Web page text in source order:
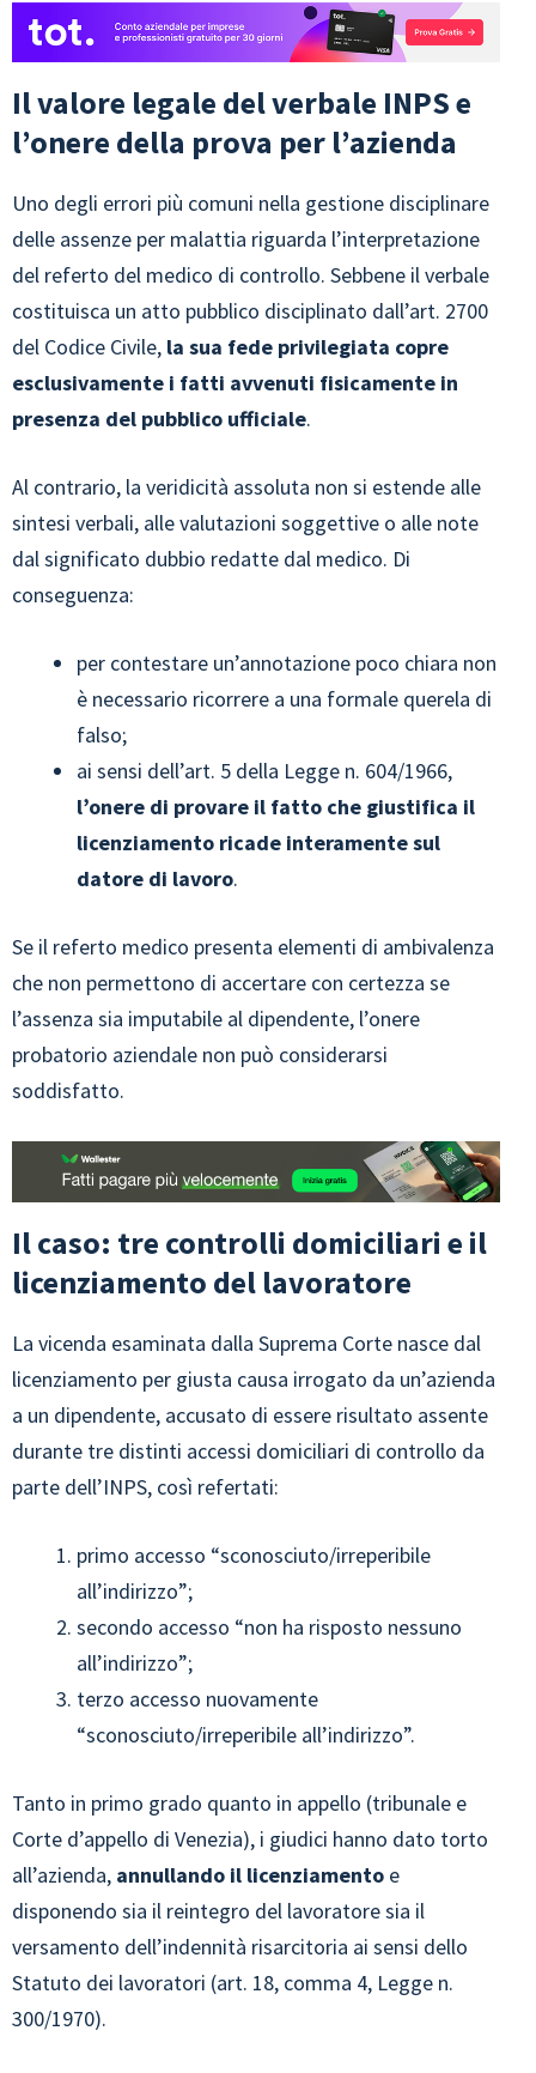
Il valore legale del verbale INPS e
l’onere della prova per l’azienda
Uno degli errori più comuni nella gestione disciplinare
delle assenze per malattia riguarda l’interpretazione
del referto del medico di controllo. Sebbene il verbale
costituisca un atto pubblico disciplinato dall’art. 2700
del Codice Civile, la sua fede privilegiata copre
esclusivamente i fatti avvenuti fisicamente in
presenza del pubblico ufficiale.
Al contrario, la veridicità assoluta non si estende alle
sintesi verbali, alle valutazioni soggettive o alle note
dal significato dubbio redatte dal medico. Di
conseguenza:
per contestare un’annotazione poco chiara non
è necessario ricorrere a una formale querela di
falso;
ai sensi dell’art. 5 della Legge n. 604/1966,
l’onere di provare il fatto che giustifica il
licenziamento ricade interamente sul
datore di lavoro.
Se il referto medico presenta elementi di ambivalenza
che non permettono di accertare con certezza se
l’assenza sia imputabile al dipendente, l’onere
probatorio aziendale non può considerarsi
soddisfatto.
Il caso: tre controlli domiciliari e il
licenziamento del lavoratore
La vicenda esaminata dalla Suprema Corte nasce dal
licenziamento per giusta causa irrogato da un’azienda
a un dipendente, accusato di essere risultato assente
durante tre distinti accessi domiciliari di controllo da
parte dell’INPS, così refertati:
primo accesso “sconosciuto/irreperibile
all’indirizzo”;
secondo accesso “non ha risposto nessuno
all’indirizzo”;
terzo accesso nuovamente
“sconosciuto/irreperibile all’indirizzo”.
Tanto in primo grado quanto in appello (tribunale e
Corte d’appello di Venezia), i giudici hanno dato torto
all’azienda, annullando il licenziamento e
disponendo sia il reintegro del lavoratore sia il
versamento dell’indennità risarcitoria ai sensi dello
Statuto dei lavoratori (art. 18, comma 4, Legge n.
300/1970).